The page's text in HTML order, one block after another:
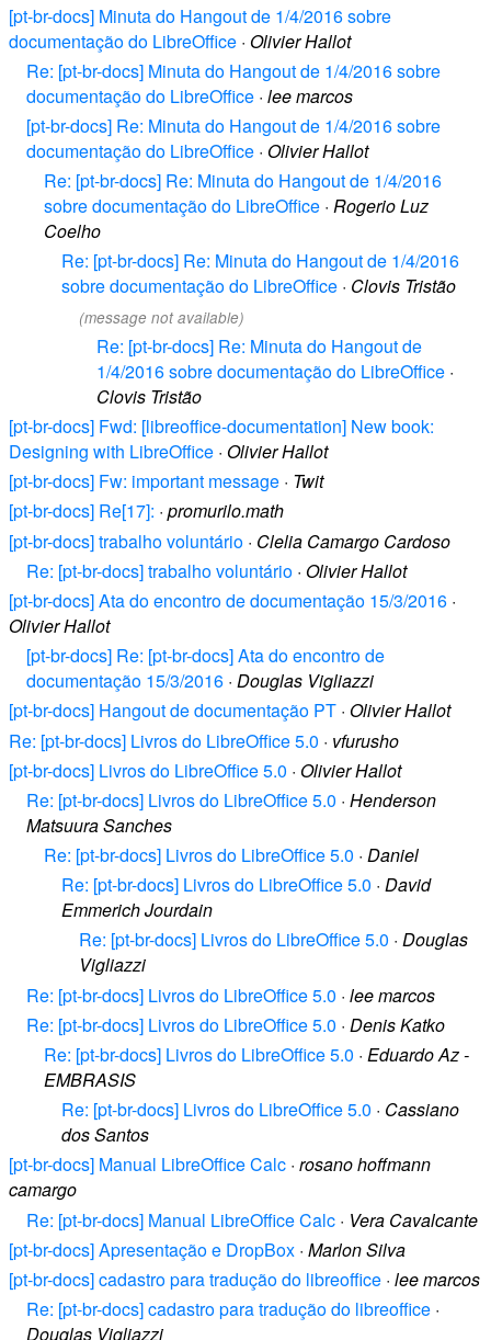
[pt-br-docs] Minuta do Hangout de 1/4/2016 sobre
documentação do LibreOffice · Olivier Hallot
Re: [pt-br-docs] Minuta do Hangout de 1/4/2016 sobre
documentação do LibreOffice · lee marcos
[pt-br-docs] Re: Minuta do Hangout de 1/4/2016 sobre
documentação do LibreOffice · Olivier Hallot
Re: [pt-br-docs] Re: Minuta do Hangout de 1/4/2016
sobre documentação do LibreOffice · Rogerio Luz
Coelho
Re: [pt-br-docs] Re: Minuta do Hangout de 1/4/2016
sobre documentação do LibreOffice · Clovis Tristão
(message not available)
Re: [pt-br-docs] Re: Minuta do Hangout de
1/4/2016 sobre documentação do LibreOffice ·
Clovis Tristão
[pt-br-docs] Fwd: [libreoffice-documentation] New book:
Designing with LibreOffice · Olivier Hallot
[pt-br-docs] Fw: important message · Twit
[pt-br-docs] Re[17]: · promurilo.math
[pt-br-docs] trabalho voluntário · Clelia Camargo Cardoso
Re: [pt-br-docs] trabalho voluntário · Olivier Hallot
[pt-br-docs] Ata do encontro de documentação 15/3/2016 ·
Olivier Hallot
[pt-br-docs] Re: [pt-br-docs] Ata do encontro de
documentação 15/3/2016 · Douglas Vigliazzi
[pt-br-docs] Hangout de documentação PT · Olivier Hallot
Re: [pt-br-docs] Livros do LibreOffice 5.0 · vfurusho
[pt-br-docs] Livros do LibreOffice 5.0 · Olivier Hallot
Re: [pt-br-docs] Livros do LibreOffice 5.0 · Henderson
Matsuura Sanches
Re: [pt-br-docs] Livros do LibreOffice 5.0 · Daniel
Re: [pt-br-docs] Livros do LibreOffice 5.0 · David
Emmerich Jourdain
Re: [pt-br-docs] Livros do LibreOffice 5.0 · Douglas
Vigliazzi
Re: [pt-br-docs] Livros do LibreOffice 5.0 · lee marcos
Re: [pt-br-docs] Livros do LibreOffice 5.0 · Denis Katko
Re: [pt-br-docs] Livros do LibreOffice 5.0 · Eduardo Az -
EMBRASIS
Re: [pt-br-docs] Livros do LibreOffice 5.0 · Cassiano
dos Santos
[pt-br-docs] Manual LibreOffice Calc · rosano hoffmann
camargo
Re: [pt-br-docs] Manual LibreOffice Calc · Vera Cavalcante
[pt-br-docs] Apresentação e DropBox · Marlon Silva
[pt-br-docs] cadastro para tradução do libreoffice · lee marcos
Re: [pt-br-docs] cadastro para tradução do libreoffice ·
Douglas Vigliazzi